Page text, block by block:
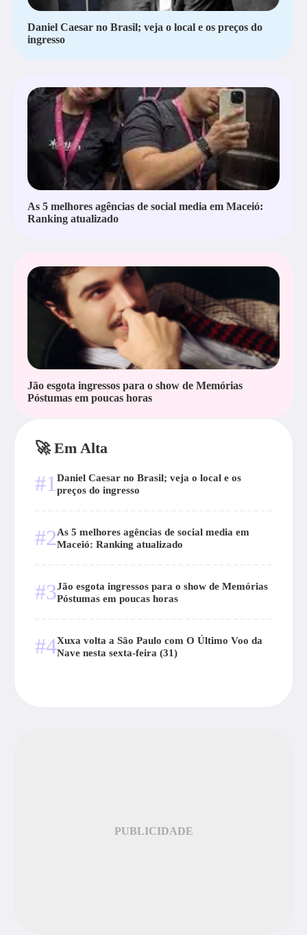
Daniel Caesar no Brasil; veja o local e os preços do
ingresso
As 5 melhores agências de social media em Maceió:
Ranking atualizado
Jão esgota ingressos para o show de Memórias
Póstumas em poucas horas
🚀 Em Alta
#1 Daniel Caesar no Brasil; veja o local e os
preços do ingresso
#2As 5 melhores agências de social media em
Maceió: Ranking atualizado
#3Jão esgota ingressos para o show de Memórias
Póstumas em poucas horas
#4Xuxa volta a São Paulo com O Último Voo da
Nave nesta sexta-feira (31)
PUBLICIDADE